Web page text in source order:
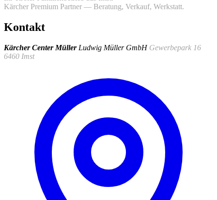
Kärcher Premium Partner — Beratung, Verkauf, Werkstatt.
Kontakt
Kärcher Center Müller Ludwig Müller GmbH Gewerbepark 16
6460 Imst